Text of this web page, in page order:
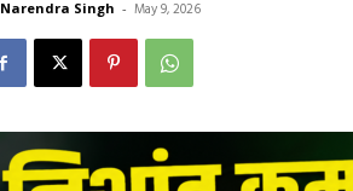
Narendra Singh - May 9, 2026